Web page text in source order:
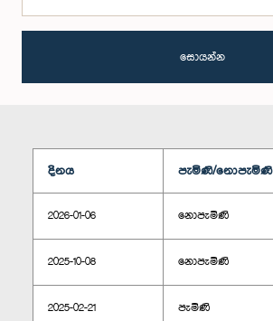
සොයන්න
දිනය පැමිණි/නොපැමිණි
2026-01-06 නොපැමිණි
2025-10-08 නොපැමිණි
2025-02-21 පැමිණි